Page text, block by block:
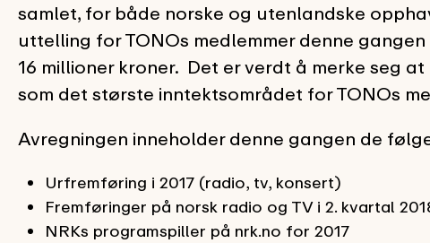
samlet, for både norske og utenlandske
uttelling for TONOs medlemmer denne
16 millioner kroner. Det er verdt å merke seg
som det største inntektsområdet for TONOs
Avregningen inneholder denne gangen de
Urfremføring i 2017 (radio, tv, konsert)
Fremføringer på norsk radio og TV i 2. kvartal
NRKs programspiller på nrk.no for 2017